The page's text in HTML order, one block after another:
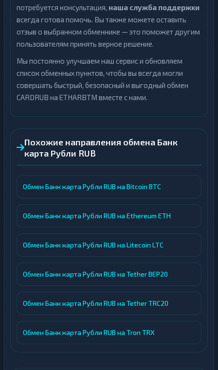
потребуется консультация, наша служба поддержки
всегда готова помочь. Вы также можете оставить
отзыв о выбранном обменнике — это поможет другим
пользователям принять верное решение.
Мы постоянно улучшаем наш сервис и обновляем
список обменных пунктов, чтобы вы всегда могли
совершать быстрый, безопасный и выгодный обмен
CARDRUB на ETHARBTM вместе с нами.
Похожие направления обмена Банк
карта Рубли RUB
Обмен Банк карта Рубли RUB на Bitcoin BTC
Обмен Банк карта Рубли RUB на Ethereum ETH
Обмен Банк карта Рубли RUB на Litecoin LTC
Обмен Банк карта Рубли RUB на Tether BEP20
Обмен Банк карта Рубли RUB на Tether TRC20
Обмен Банк карта Рубли RUB на Tron TRX